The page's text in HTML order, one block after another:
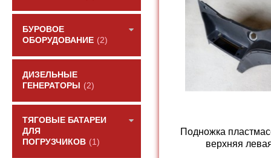
БУРОВОЕ
ОБОРУДОВАНИЕ (2)
ДИЗЕЛЬНЫЕ
ГЕНЕРАТОРЫ
(2)
ТЯГОВЫЕ БАТАРЕИ
ДЛЯ
ПОГРУЗЧИКОВ (1)
Подножка
верхняя